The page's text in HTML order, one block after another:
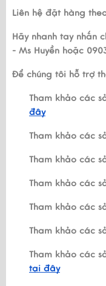
Liên hệ đặt hàng
Hãy nhanh tay nhắn
- Ms Huyền hoặc
Để chúng tôi hỗ trợ
Tham khảo các
đây
Tham khảo các
Tham khảo các
Tham khảo các
Tham khảo các
Tham khảo các
Tham khảo các
tại đây